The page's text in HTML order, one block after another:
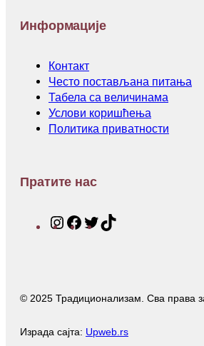
Информације
Контакт
Често постављана питања
Табела са величинама
Услови коришћења
Политика приватности
Пратите нас
I
g
a
F
o
k
T
e
k
© 2025 Традиционализам. Сва права
Израда сајта: Upweb.rs